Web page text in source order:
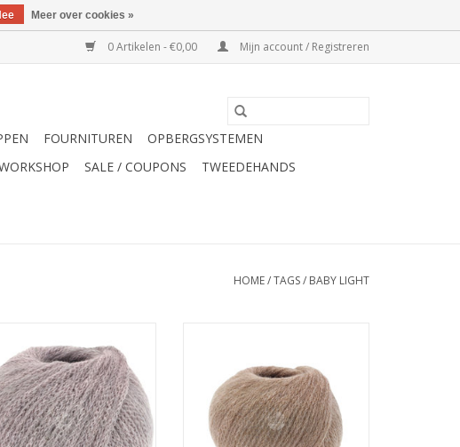
0 Artikelen - €0,00 Mijn account / Registreren
FOURNITUREN
OPBERGSYSTEMEN
SALE / COUPONS
TWEEDEHANDS
HOME/TAGS/ BABY LIGHT
AAN WINKELWAGEN
Meer over cookies »